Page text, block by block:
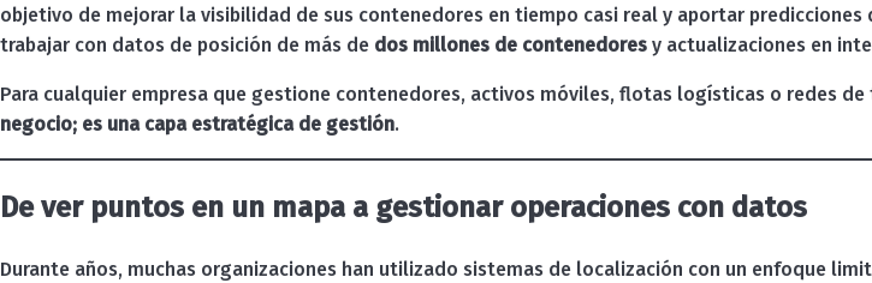
objetivo de mejorar la visibilidad de sus contenedores en tiempo casi real y aportar
trabajar con datos de posición de más de dos millones de contenedores y actualizaciones en
Para cualquier empresa que gestione contenedores, activos móviles, flotas logísticas o redes
negocio; es una capa estratégica de gestión.
De ver puntos en un mapa a gestionar operaciones con datos
Durante años, muchas organizaciones han utilizado sistemas de localización con un enfoque